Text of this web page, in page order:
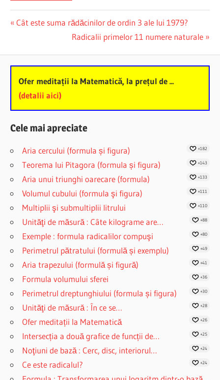
Post
navigation
Previous
Cât este suma rădăcinilor de ordin 3 ale lui 1979?
Next
Radicalii primelor 11 numere naturale
Ofer meditații la Matematică, la prețul de ...
(detalii aici)
Cele mai apreciate
Aria cercului (formula și figura) +182
Teorema lui Pitagora (formula și figura) +143
Aria unui triunghi oarecare (formula) +133
Volumul cubului (formula şi figura) +111
Multiplii şi submultiplii litrului +110
Unităţi de măsură : Câte kilograme are… +88
Exemple : formula radicalilor compuşi +80
Perimetrul pătratului (formulă și exemplu) +49
Aria trapezului (formulă și figură) +41
Formula volumului sferei +36
Perimetrul dreptunghiului (formula și figura) +30
Unităţi de măsură : În ce se… +28
Ofer meditații la Matematică +26
Intersecția a două grafice de funcții de… +25
Noţiuni de bază : Cerc, disc, interiorul… +24
Ce este radicalul? +24